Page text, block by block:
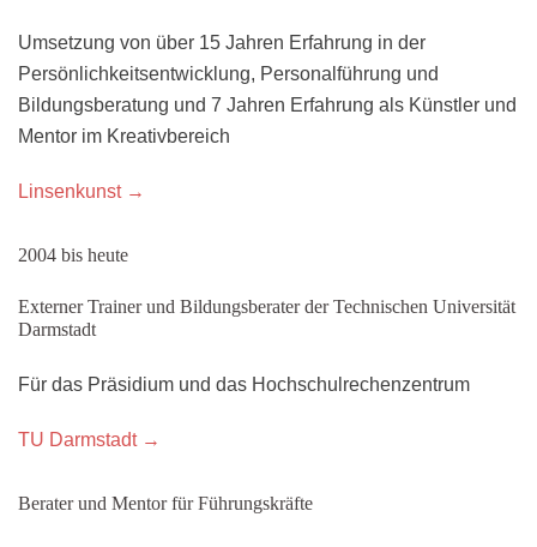
Umsetzung von über 15 Jahren Erfahrung in der
Persönlichkeitsentwicklung, Personalführung und
Bildungsberatung und 7 Jahren Erfahrung als Künstler und
Mentor im Kreativbereich
Linsenkunst →
2004 bis heute
Externer Trainer und Bildungsberater der Technischen Universität
Darmstadt
Für das Präsidium und das Hochschulrechenzentrum
TU Darmstadt →
Berater und Mentor für Führungskräfte